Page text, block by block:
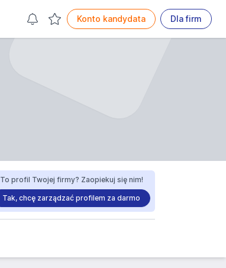
Konto kandydata Dla firm
To profil Twojej firmy? Zaopiekuj się nim!
Tak, chcę zarządzać profilem za darmo